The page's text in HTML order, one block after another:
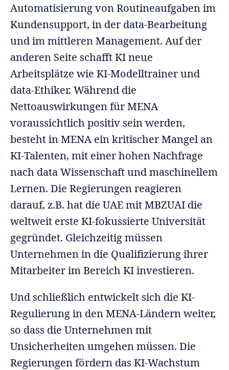
Automatisierung von Routineaufgaben im
Kundensupport, in der data-Bearbeitung
und im mittleren Management. Auf der
anderen Seite schafft KI neue
Arbeitsplätze wie KI-Modelltrainer und
data-Ethiker. Während die
Nettoauswirkungen für MENA
voraussichtlich positiv sein werden,
besteht in MENA ein kritischer Mangel an
KI-Talenten, mit einer hohen Nachfrage
nach data Wissenschaft und maschinellem
Lernen. Die Regierungen reagieren
darauf, z.B. hat die UAE mit MBZUAI die
weltweit erste KI-fokussierte Universität
gegründet. Gleichzeitig müssen
Unternehmen in die Qualifizierung ihrer
Mitarbeiter im Bereich KI investieren.
Und schließlich entwickelt sich die KI-
Regulierung in den MENA-Ländern weiter,
so dass die Unternehmen mit
Unsicherheiten umgehen müssen. Die
Regierungen fördern das KI-Wachstum